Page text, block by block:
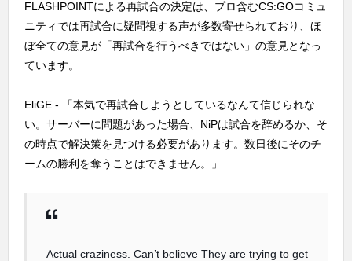
FLASHPOINTによる再試合の決定は、プロ含むCS:GOコミュ
ニティでは再試合に疑問視する声が多数寄せられており、ほ
ぼ全ての意見が「再試合を行うべきではない」の意見となっ
ています。
EliGE - 「本気で再試合しようとしているなんて信じられな
い。サーバーに問題があった場合、NiPは試合を辞めるか、そ
の時点で解決策を見つける必要があります。数日後にそのチ
ームの勝利を奪うことはできません。」
Actual craziness. Can’t believe They are trying to get